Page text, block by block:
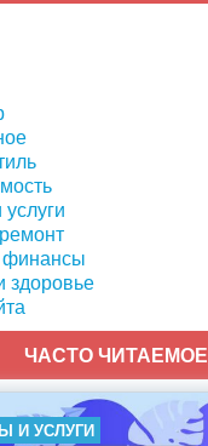
финансы
здоровье
ЧАСТО ЧИТАЕМОЕ
И УСЛУГИ